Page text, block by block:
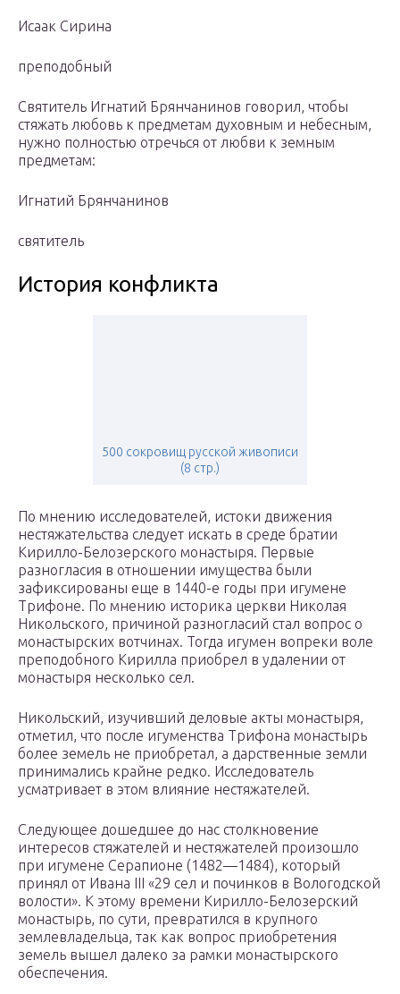
Исаак Сирина
преподобный
Святитель Игнатий Брянчанинов говорил, чтобы
стяжать любовь к предметам духовным и небесным,
нужно полностью отречься от любви к земным
предметам:
Игнатий Брянчанинов
святитель
История конфликта
500 сокровищ русской живописи
(8 стр.)
По мнению исследователей, истоки движения
нестяжательства следует искать в среде братии
Кирилло-Белозерского монастыря. Первые
разногласия в отношении имущества были
зафиксированы еще в 1440-е годы при игумене
Трифоне. По мнению историка церкви Николая
Никольского, причиной разногласий стал вопрос о
монастырских вотчинах. Тогда игумен вопреки воле
преподобного Кирилла приобрел в удалении от
монастыря несколько сел.
Никольский, изучивший деловые акты монастыря,
отметил, что после игуменства Трифона монастырь
более земель не приобретал, а дарственные земли
принимались крайне редко. Исследователь
усматривает в этом влияние нестяжателей.
Следующее дошедшее до нас столкновение
интересов стяжателей и нестяжателей произошло
при игумене Серапионе (1482—1484), который
принял от Ивана III «29 сел и починков в Вологодской
волости». К этому времени Кирилло-Белозерский
монастырь, по сути, превратился в крупного
землевладельца, так как вопрос приобретения
земель вышел далеко за рамки монастырского
обеспечения.